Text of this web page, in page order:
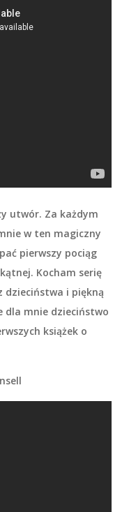
utwór. Za każdym
w ten magiczny
pierwszy pociąg
Kocham serię
i piękną
dla mnie dzieciństwo
książek o